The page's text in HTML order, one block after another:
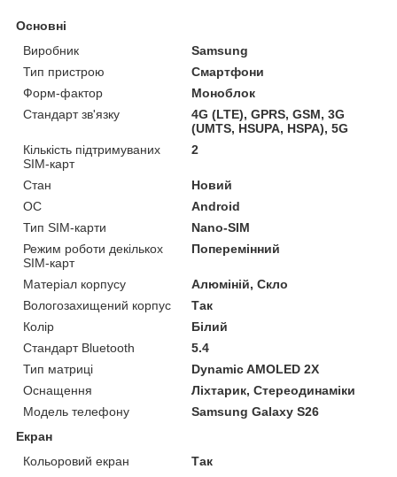
Основні
Виробник
Samsung
Тип пристрою
Смартфони
Форм-фактор
Моноблок
Стандарт зв'язку
4G (LTE), GPRS, GSM, 3G
(UMTS, HSUPA, HSPA), 5G
Кількість підтримуваних
SIM-карт
2
Стан
Новий
ОС
Android
Тип SIM-карти
Nano-SIM
Режим роботи декількох
SIM-карт
Поперемінний
Матеріал корпусу
Алюміній, Скло
Вологозахищений корпус
Так
Колір
Білий
Стандарт Bluetooth
5.4
Тип матриці
Dynamic AMOLED 2X
Оснащення
Ліхтарик, Стереодинаміки
Модель телефону
Samsung Galaxy S26
Екран
Кольоровий екран
Так